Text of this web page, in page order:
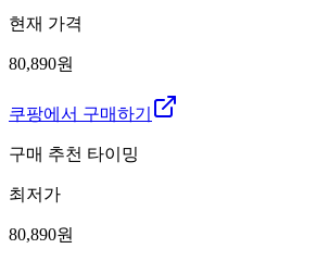
현재 가격
80,890원
쿠팡에서 구매하기
구매 추천 타이밍
최저가
80,890원